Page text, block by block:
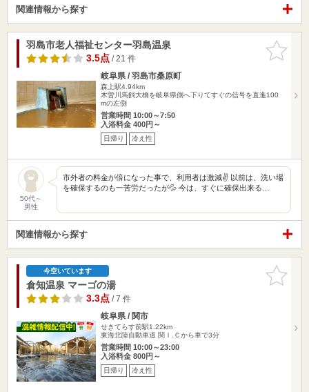
関連情報から探す
お気に入
りに追加
羽島市老人福祉センター羽島温泉
3.5点/ 21 件
岐阜県 / 羽島市桑原町
森上駅4.94km
木曽川馬飼大橋を岐阜県側へ下りてすぐの信号を直進100
mの左側
営業時間 10:00～7:50
入浴料金 400円～
日帰り 冷え性
50代～
男性
市外者の料金が倍になった事で、利用者は激減✌️ 以前は、洗い場
を確保するのも一苦労だったが💦 今は、すぐに確保出来る…
関連情報から探す
お気に入
りに追加
今空いています
倉知温泉 マーゴの湯
3.3点/ 7 件
岐阜県 / 関市
せきてらす前駅1.22km
東海北陸自動車道 関Ｉ.Ｃから車で3分
営業時間 10:00～23:00
入浴料金 800円～
日帰り 冷え性